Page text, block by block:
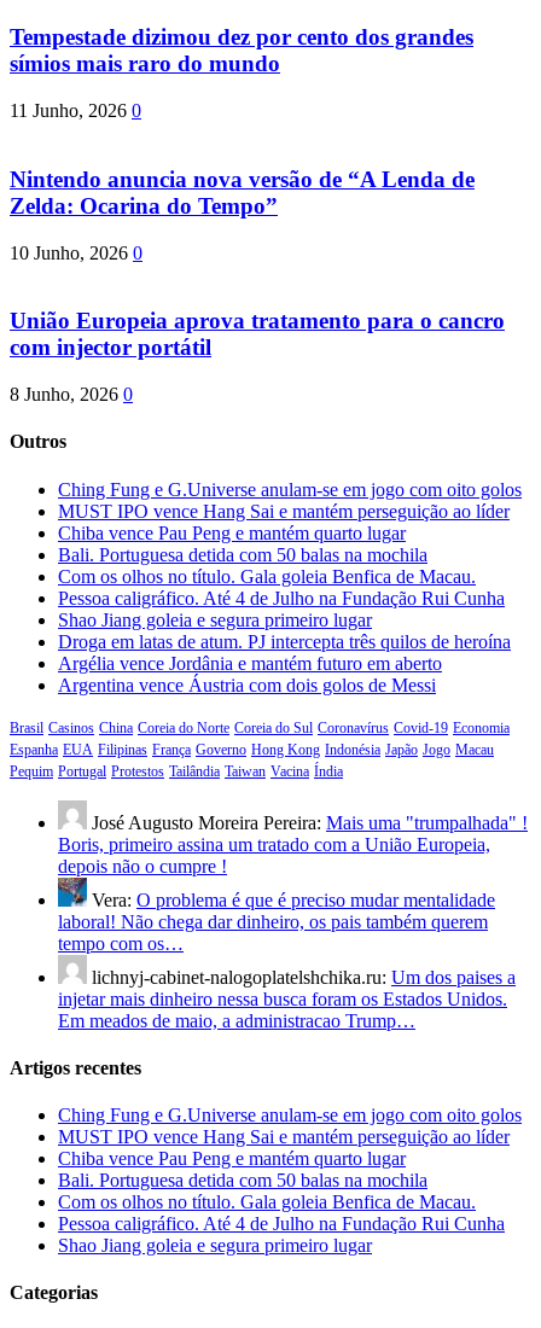
Tempestade dizimou dez por cento dos grandes
símios mais raro do mundo
11 Junho, 2026 0
Nintendo anuncia nova versão de “A Lenda de
Zelda: Ocarina do Tempo”
10 Junho, 2026 0
União Europeia aprova tratamento para o cancro
com injector portátil
8 Junho, 2026 0
Outros
Ching Fung e G.Universe anulam-se em jogo com oito golos
MUST IPO vence Hang Sai e mantém perseguição ao líder
Chiba vence Pau Peng e mantém quarto lugar
Bali. Portuguesa detida com 50 balas na mochila
Com os olhos no título. Gala goleia Benfica de Macau.
Pessoa caligráfico. Até 4 de Julho na Fundação Rui Cunha
Shao Jiang goleia e segura primeiro lugar
Droga em latas de atum. PJ intercepta três quilos de heroína
Argélia vence Jordânia e mantém futuro em aberto
Argentina vence Áustria com dois golos de Messi
Brasil Casinos China Coreia do Norte Coreia do Sul Coronavírus Covid-19 Economia
Espanha EUA Filipinas França Governo Hong Kong Indonésia Japão Jogo Macau
Pequim Portugal Protestos Tailândia Taiwan Vacina Índia
José Augusto Moreira Pereira: Mais uma "trumpalhada" !
Boris, primeiro assina um tratado com a União Europeia,
depois não o cumpre !
Vera: O problema é que é preciso mudar mentalidade
laboral! Não chega dar dinheiro, os pais também querem
tempo com os…
lichnyj-cabinet-nalogoplatelshchika.ru: Um dos paises a
injetar mais dinheiro nessa busca foram os Estados Unidos.
Em meados de maio, a administracao Trump…
Artigos recentes
Ching Fung e G.Universe anulam-se em jogo com oito golos
MUST IPO vence Hang Sai e mantém perseguição ao líder
Chiba vence Pau Peng e mantém quarto lugar
Bali. Portuguesa detida com 50 balas na mochila
Com os olhos no título. Gala goleia Benfica de Macau.
Pessoa caligráfico. Até 4 de Julho na Fundação Rui Cunha
Shao Jiang goleia e segura primeiro lugar
Categorias